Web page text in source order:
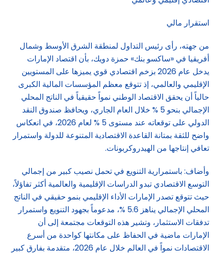
استقرار مالي
من جهته، رأى رئيس التداول لمنطقة الشرق الأوسط وشمال
أفريقيا في «ساكسو بنك» حمزة دويك، بأن اقتصاد الإمارات
يدخل عام 2026 بزخم اقتصادي قوي يميزها على المستويين
الإقليمي والعالمي، إذ تتوقع معظم المؤسسات المالية الكبرى
حالياً أن يحقق الاقتصاد الوطني نمواً حقيقياً في الناتج المحلي
الإجمالي بنحو 5 % خلال العام الجاري، ويحافظ صندوق النقد
الدولي على توقعاته عند مستوى 5 % لعام 2026، في انعكاس
واضح للثقة بمتانة القاعدة الاقتصادية المتنوعة للدولة واستمرار
تعافي إنتاجها من الهيدروكربونات.
وأضاف: باستمرارية التنويع في تحمل نصيب كبير من إجمالي
التوسع الاقتصادي تبدو الدراسات الإقليمية والعالمية أكثر تفاؤلاً،
حيث تتوقع تصدر الإمارات الأداء الإقليمي بنمو حقيقي في الناتج
المحلي الإجمالي يناهز 5.6 %، مدعوماً بجهود التنويع واستمرار
تدفقات الاستثمار، وتشير هذه التوقعات مجتمعة إلى أن
الإمارات ماضية في الحفاظ على مكانتها كواحدة من أسرع
الاقتصادات نمواً في العالم خلال عام 2026، متقدمة بفارق كبير